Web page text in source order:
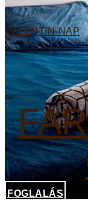
VALENTIN-NAP
FOGLALÁS